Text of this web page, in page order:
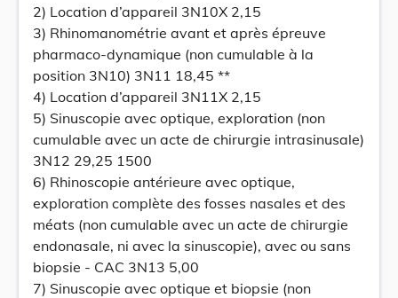
2) Location d’appareil 3N10X 2,15
3) Rhinomanométrie avant et après épreuve
pharmaco-dynamique (non cumulable à la
position 3N10) 3N11 18,45 **
4) Location d’appareil 3N11X 2,15
5) Sinuscopie avec optique, exploration (non
cumulable avec un acte de chirurgie intrasinusale)
3N12 29,25 1500
6) Rhinoscopie antérieure avec optique,
exploration complète des fosses nasales et des
méats (non cumulable avec un acte de chirurgie
endonasale, ni avec la sinuscopie), avec ou sans
biopsie - CAC 3N13 5,00
7) Sinuscopie avec optique et biopsie (non